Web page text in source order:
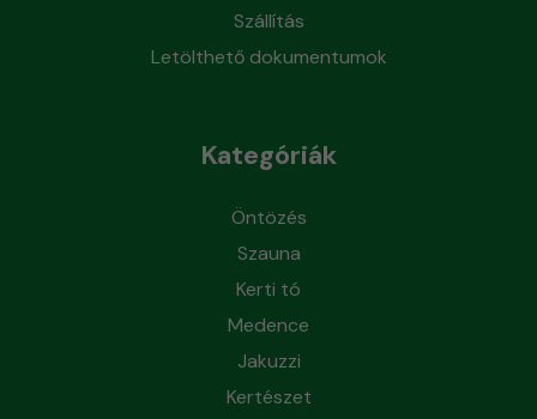
Szállítás
Letölthető dokumentumok
Kategóriák
Öntözés
Szauna
Kerti tó
Medence
Jakuzzi
Kertészet